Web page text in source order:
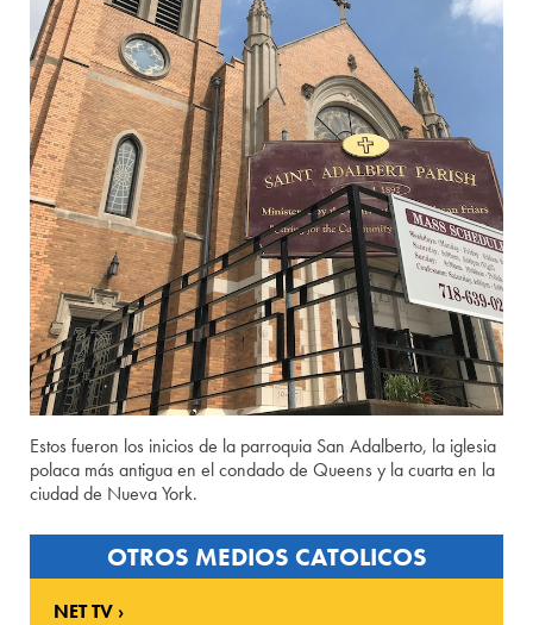
Estos fueron los inicios de la parroquia San Adalberto, la iglesia
polaca más antigua en el condado de Queens y la cuarta en la
ciudad de Nueva York.
OTROS MEDIOS CATOLICOS
NET TV